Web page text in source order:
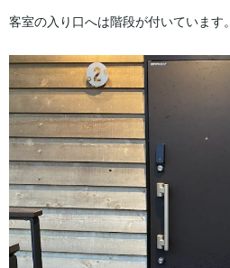
客室の入り口へは階段が付いています。